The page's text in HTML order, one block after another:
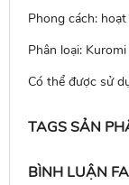
Phong cách:
Phân loại:
Có thể được sử
TAGS SẢN
BÌNH LUẬN